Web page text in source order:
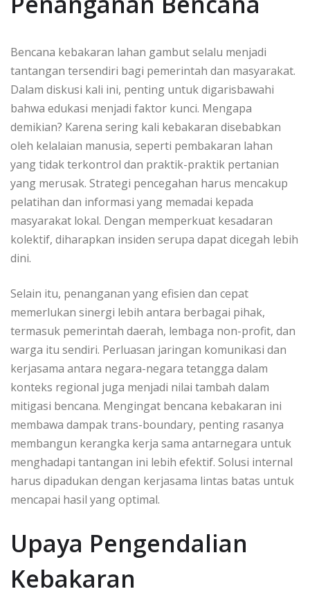
Bencana kebakaran lahan gambut selalu menjadi
tantangan tersendiri bagi pemerintah dan masyarakat.
Dalam diskusi kali ini, penting untuk digarisbawahi
bahwa edukasi menjadi faktor kunci. Mengapa
demikian? Karena sering kali kebakaran disebabkan
oleh kelalaian manusia, seperti pembakaran lahan
yang tidak terkontrol dan praktik-praktik pertanian
yang merusak. Strategi pencegahan harus mencakup
pelatihan dan informasi yang memadai kepada
masyarakat lokal. Dengan memperkuat kesadaran
kolektif, diharapkan insiden serupa dapat dicegah lebih
dini.
Selain itu, penanganan yang efisien dan cepat
memerlukan sinergi lebih antara berbagai pihak,
termasuk pemerintah daerah, lembaga non-profit, dan
warga itu sendiri. Perluasan jaringan komunikasi dan
kerjasama antara negara-negara tetangga dalam
konteks regional juga menjadi nilai tambah dalam
mitigasi bencana. Mengingat bencana kebakaran ini
membawa dampak trans-boundary, penting rasanya
membangun kerangka kerja sama antarnegara untuk
menghadapi tantangan ini lebih efektif. Solusi internal
harus dipadukan dengan kerjasama lintas batas untuk
mencapai hasil yang optimal.
Upaya Pengendalian
Kebakaran